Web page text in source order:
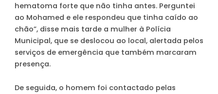
hematoma forte que não tinha antes. Perguntei
ao Mohamed e ele respondeu que tinha caído ao
chão”, disse mais tarde a mulher à Polícia
Municipal, que se deslocou ao local, alertada pelos
serviços de emergência que também marcaram
presença.
De seguida, o homem foi contactado pelas